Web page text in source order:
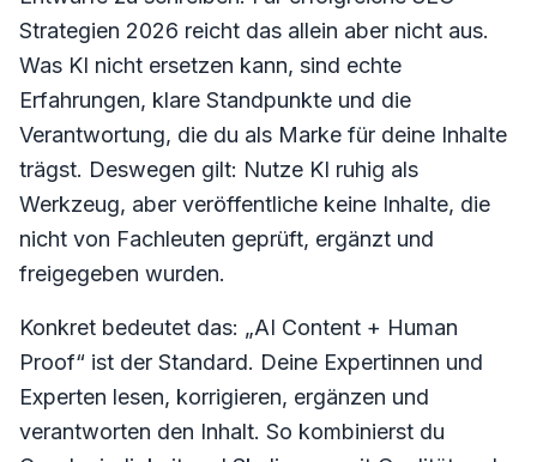
Strategien 2026 reicht das allein aber nicht aus.
Was KI nicht ersetzen kann, sind echte
Erfahrungen, klare Standpunkte und die
Verantwortung, die du als Marke für deine Inhalte
trägst. Deswegen gilt: Nutze KI ruhig als
Werkzeug, aber veröffentliche keine Inhalte, die
nicht von Fachleuten geprüft, ergänzt und
freigegeben wurden.
Konkret bedeutet das: „AI Content + Human
Proof“ ist der Standard. Deine Expertinnen und
Experten lesen, korrigieren, ergänzen und
verantworten den Inhalt. So kombinierst du